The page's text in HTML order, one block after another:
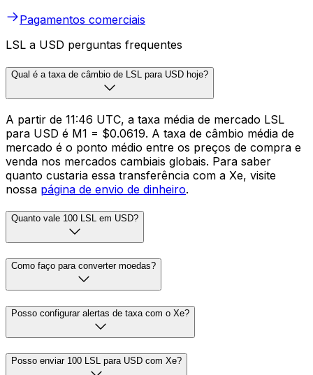
Pagamentos comerciais
LSL a USD perguntas frequentes
Qual é a taxa de câmbio de LSL para USD hoje?
A partir de 11:46 UTC, a taxa média de mercado LSL
para USD é M1 = $0.0619. A taxa de câmbio média de
mercado é o ponto médio entre os preços de compra e
venda nos mercados cambiais globais. Para saber
quanto custaria essa transferência com a Xe, visite
nossa página de envio de dinheiro.
Quanto vale 100 LSL em USD?
Como faço para converter moedas?
Posso configurar alertas de taxa com o Xe?
Posso enviar 100 LSL para USD com Xe?